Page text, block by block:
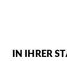
IN IHRER